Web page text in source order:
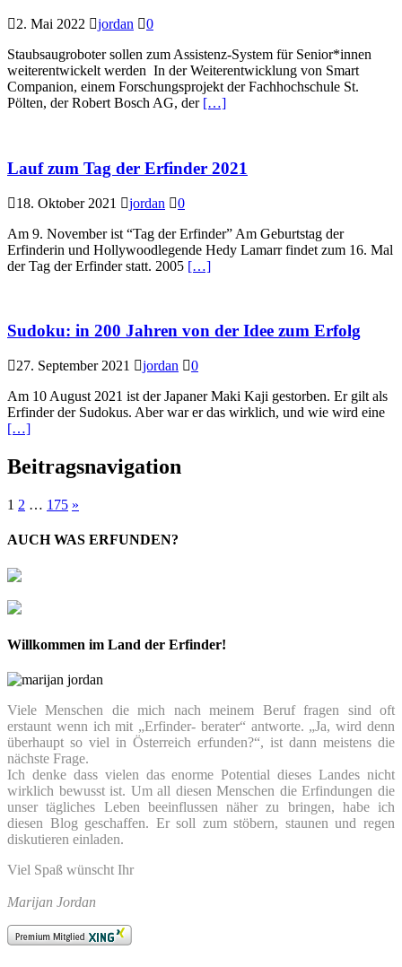
2. Mai 2022 jordan
0
Staubsaugroboter sollen zum Assistenz-System für Senior*innen
weiterentwickelt werden In der Weiterentwicklung von Smart
Companion, einem Forschungsprojekt der Fachhochschule St.
Pölten, der Robert Bosch AG, der […]
Lauf zum Tag der Erfinder 2021
18. Oktober 2021 jordan
0
Am 9. November ist “Tag der Erfinder” Am Geburtstag der
Erfinderin und Hollywoodlegende Hedy Lamarr findet zum 16. Mal
der Tag der Erfinder statt. 2005 […]
Sudoku: in 200 Jahren von der Idee zum Erfolg
27. September 2021 jordan
0
Am 10 August 2021 ist der Japaner Maki Kaji gestorben. Er gilt als
Erfinder der Sudokus. Aber war er das wirklich, und wie wird eine
[…]
Beitragsnavigation
1 2 … 175 »
AUCH WAS ERFUNDEN?
Willkommen im Land der Erfinder!
Viele Menschen die mich nach meinem Beruf fragen sind oft
erstaunt wenn ich mit „Erfinder- berater“ antworte. „Ja, wird denn
überhaupt so viel in Österreich erfunden?“, ist dann meistens die
nächste Frage.
Ich denke dass vielen das enorme Potential dieses Landes nicht
wirklich bewusst ist. Um all diesen Menschen die Erfindungen die
unser tägliches Leben beeinflussen näher zu bringen, habe ich
diesen Blog geschaffen. Er soll zum stöbern, staunen und regen
diskutieren einladen.
Viel Spaß wünscht Ihr
Marijan Jordan